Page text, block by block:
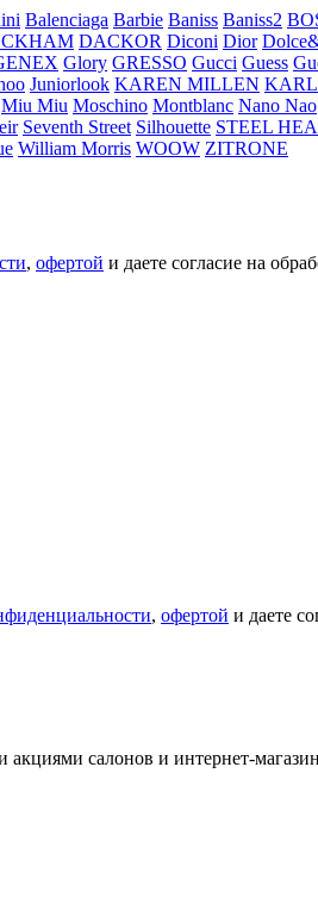
Balenciaga Barbie Baniss Baniss2
DACKOR Diconi Dior
Glory GRESSO Gucci Guess
Juniorlook KAREN MILLEN
Miu Miu Moschino Montblanc Nano Nao
Seventh Street Silhouette STEEL
William Morris WOOW ZITRONE
, офертой и даете согласие на
, офертой и даете
салонов и интернет-